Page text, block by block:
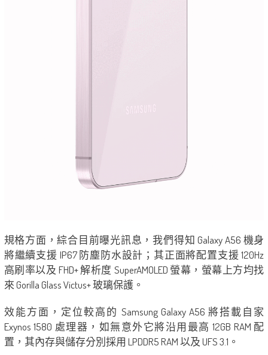
規格方面，綜合目前曝光訊息，我們得知 Galaxy A56 機身
將繼續支援 IP67 防塵防水設計；其正面將配置支援 120Hz
高刷率以及 FHD+ 解析度 SuperAMOLED 螢幕，螢幕上方均找
來 Gorilla Glass Victus+ 玻璃保護。
效能方面，定位較高的 Samsung Galaxy A56 將搭載自家
Exynos 1580 處理器，如無意外它將沿用最高 12GB RAM 配
置，其內存與儲存分別採用 LPDDR5 RAM 以及 UFS 3.1。